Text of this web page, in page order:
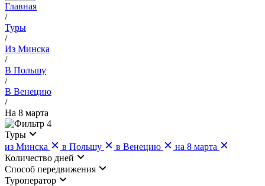
Главная
/
Туры
/
Из Минска
/
В Польшу
/
В Венецию
/
На 8 марта
4
Туры
из Минска
в Польшу в Венецию
на 8 марта
Количество дней
Cпособ передвижения
Туроператор